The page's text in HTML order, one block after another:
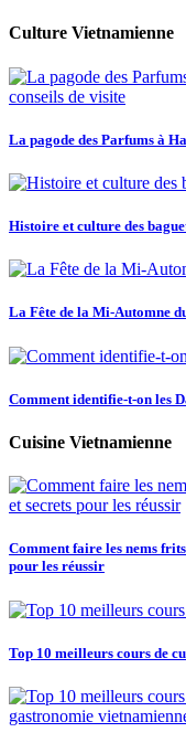
Culture Vietnamienne
La pagode des Parfums à
Histoire et culture des
La Fête de la Mi-Automne
Comment identifie-t-on les
Cuisine Vietnamienne
Comment faire les nems
pour les réussir
Top 10 meilleurs cours de